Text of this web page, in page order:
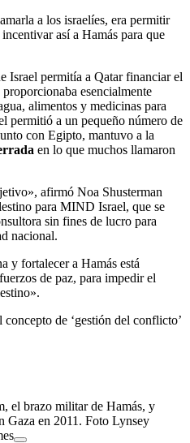
a los israelíes, era permitir
así a Hamás para que
Israel permitía a Qatar financiar el
esencialmente
alimentos y medicinas para
permitió a un pequeño número de
con Egipto, mantuvo a la
en lo que muchos llamaron
afirmó Noa Shusterman
para MIND Israel, que se
sin fines de lucro para
nacional.
y fortalecer a Hamás está
de paz, para impedir el
de ‘gestión del conflicto’
el brazo militar de Hamás, y
Gaza en 2011. Foto Lynsey